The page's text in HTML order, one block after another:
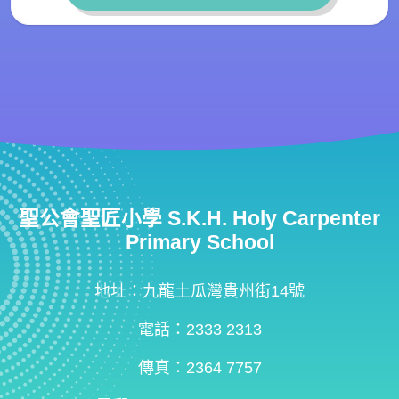
聖公會聖匠小學 S.K.H. Holy Carpenter
Primary School
地址：九龍土瓜灣貴州街14號
電話：2333 2313
傳真：2364 7757